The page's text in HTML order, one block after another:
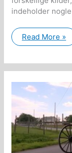
indeholder nogle
Dr.
Buttar,
før
sin
død:
Vaccinerne
indeholder
vira
som
frigøres
af
specifikke
5G
frekvenser
Read More »